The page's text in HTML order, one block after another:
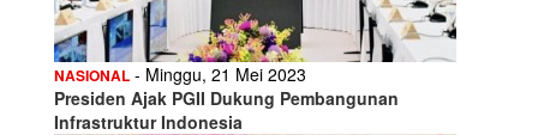
NASIONAL - Minggu, 21 Mei 2023
Presiden Ajak PGII Dukung Pembangunan
Infrastruktur Indonesia